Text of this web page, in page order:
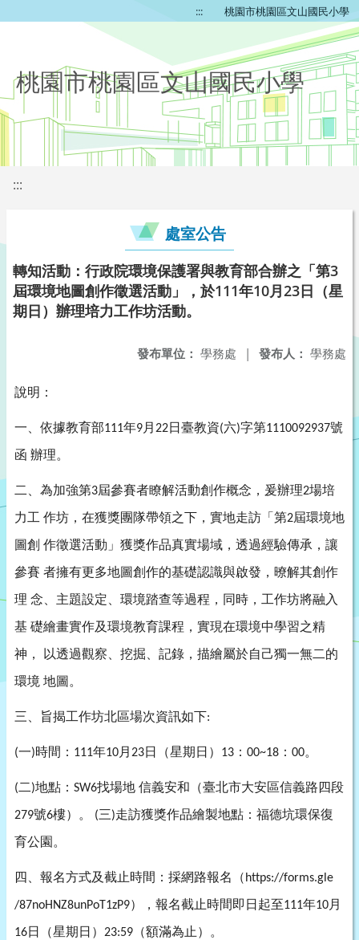
::: 桃園市桃園區文山國民小學
桃園市桃園區文山國民小學
:::
處室公告
轉知活動：行政院環境保護署與教育部合辦之「第3
屆環境地圖創作徵選活動」，於111年10月23日（星
期日）辦理培力工作坊活動。
發布人： 學務處
發布單位： 學務處 |
說明：
一、依據教育部111年9月 22日臺教資(六)字第1110092937號
函 辦理。
二、為加強第3屆參賽者瞭解活動創作概念，爰辦理2場培
力工 作坊，在獲獎團隊帶領之下，實地走訪「第2屆環境地
圖創 作徵選活動」獲獎作品真實場域，透過經驗傳承，讓
參賽 者擁有更多地圖創作的基礎認識與啟發，暸解其創作
理 念、主題設定、環境踏查等過程，同時，工作坊將融入
基 礎繪畫實作及環境教育課程，實現在環境中學習之精
神，
以透過觀察、挖掘、記錄，描繪屬於自己獨一無二的
環境 地圖。
三、旨揭工作坊北區場次資訊如下:
(一)時間： 111年10月 23日（星期日） 13 ： 00~18 ： 00。
(二)地點： SW6找場地 信義安和（臺北市大安區信義路四段
279號6樓）。 (三)走訪獲獎作品繪製地點：福德坑環保復
育公園。
四、報名方式及截止時間：採網路報名（ https://forms.gle
/87noHNZ8unPoT1zP9），報名截止時間即日起至111年10月
16日（星期日） 23:59 （額滿為止）。